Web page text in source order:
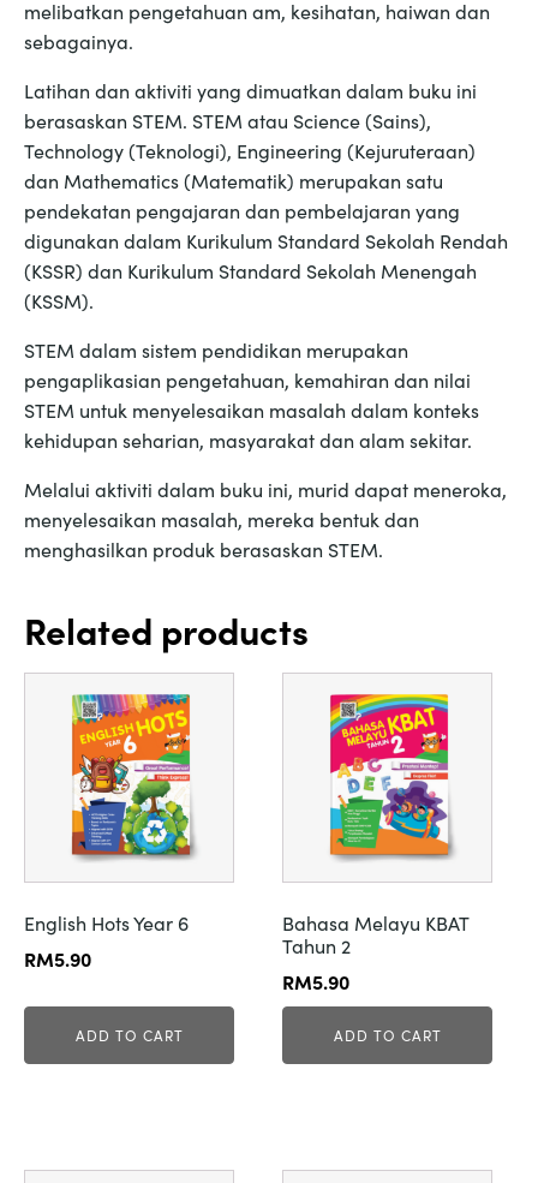
melibatkan pengetahuan am, kesihatan, haiwan dan
sebagainya.
Latihan dan aktiviti yang dimuatkan dalam buku ini
berasaskan STEM. STEM atau Science (Sains),
Technology (Teknologi), Engineering (Kejuruteraan)
dan Mathematics (Matematik) merupakan satu
pendekatan pengajaran dan pembelajaran yang
digunakan dalam Kurikulum Standard Sekolah Rendah
(KSSR) dan Kurikulum Standard Sekolah Menengah
(KSSM).
STEM dalam sistem pendidikan merupakan
pengaplikasian pengetahuan, kemahiran dan nilai
STEM untuk menyelesaikan masalah dalam konteks
kehidupan seharian, masyarakat dan alam sekitar.
Melalui aktiviti dalam buku ini, murid dapat meneroka,
menyelesaikan masalah, mereka bentuk dan
menghasilkan produk berasaskan STEM.
Related products
English Hots Year 6
RM5.90
ADD TO CART
Bahasa Melayu KBAT
Tahun 2
RM5.90
ADD TO CART